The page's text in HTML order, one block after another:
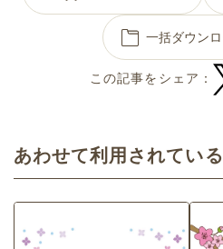
一括ダウン
この記事をシェア：
あわせて利用されてい